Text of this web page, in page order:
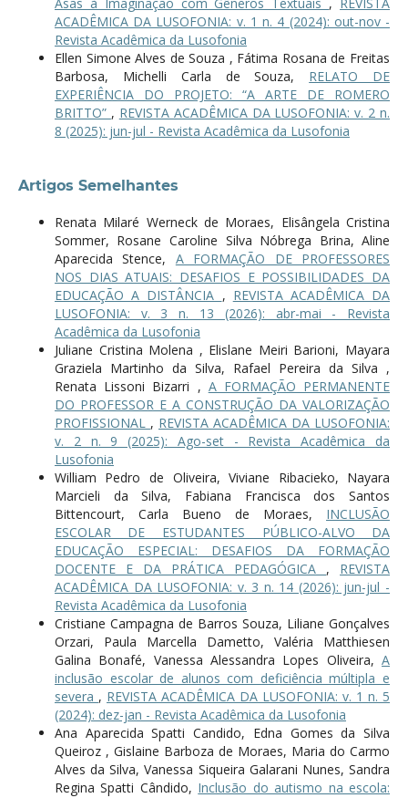
ACADÊMICA DA LUSOFONIA: v. 1 n. 4 (2024): out-nov -
Revista Acadêmica da Lusofonia
Ellen Simone Alves de Souza , Fátima Rosana de Freitas
Barbosa, Michelli Carla de Souza, RELATO DE
EXPERIÊNCIA DO PROJETO: “A ARTE DE ROMERO
BRITTO” , REVISTA ACADÊMICA DA LUSOFONIA: v. 2 n.
8 (2025): jun-jul - Revista Acadêmica da Lusofonia
Artigos Semelhantes
Renata Milaré Werneck de Moraes, Elisângela Cristina
Sommer, Rosane Caroline Silva Nóbrega Brina, Aline
Aparecida Stence, A FORMAÇÃO DE PROFESSORES
NOS DIAS ATUAIS: DESAFIOS E POSSIBILIDADES DA
EDUCAÇÃO A DISTÂNCIA , REVISTA ACADÊMICA DA
LUSOFONIA: v. 3 n. 13 (2026): abr-mai - Revista
Acadêmica da Lusofonia
Juliane Cristina Molena , Elislane Meiri Barioni, Mayara
Graziela Martinho da Silva, Rafael Pereira da Silva ,
Renata Lissoni Bizarri , A FORMAÇÃO PERMANENTE
DO PROFESSOR E A CONSTRUÇÃO DA VALORIZAÇÃO
PROFISSIONAL , REVISTA ACADÊMICA DA LUSOFONIA:
v. 2 n. 9 (2025): Ago-set - Revista Acadêmica da
Lusofonia
William Pedro de Oliveira, Viviane Ribacieko, Nayara
Marcieli da Silva, Fabiana Francisca dos Santos
Bittencourt, Carla Bueno de Moraes, INCLUSÃO
ESCOLAR DE ESTUDANTES PÚBLICO-ALVO DA
EDUCAÇÃO ESPECIAL: DESAFIOS DA FORMAÇÃO
DOCENTE E DA PRÁTICA PEDAGÓGICA , REVISTA
ACADÊMICA DA LUSOFONIA: v. 3 n. 14 (2026): jun-jul -
Revista Acadêmica da Lusofonia
Cristiane Campagna de Barros Souza, Liliane Gonçalves
Orzari, Paula Marcella Dametto, Valéria Matthiesen
Galina Bonafé, Vanessa Alessandra Lopes Oliveira,A
inclusão escolar de alunos com deficiência múltipla e
severa , REVISTA ACADÊMICA DA LUSOFONIA: v. 1 n. 5
(2024): dez-jan - Revista Acadêmica da Lusofonia
Ana Aparecida Spatti Candido, Edna Gomes da Silva
Queiroz , Gislaine Barboza de Moraes, Maria do Carmo
Alves da Silva, Vanessa Siqueira Galarani Nunes, Sandra
Regina Spatti Cândido, Inclusão do autismo na escola: